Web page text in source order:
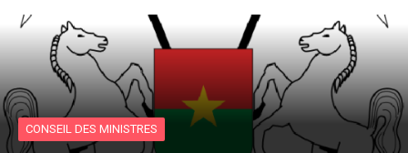
CONSEIL DES MINISTRES